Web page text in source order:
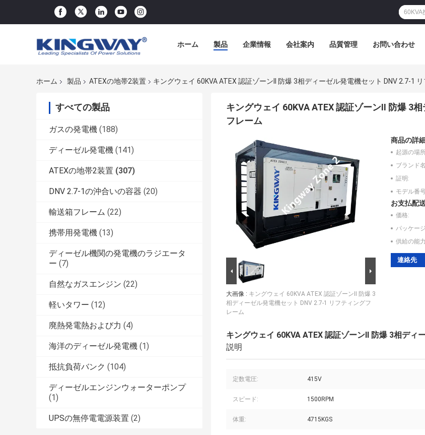
ホーム 製品 企業情報 会社案内 品質管理 お問い合わせ
ホーム 製品 ATEXの地帯2装置 キングウェイ 60KVA ATEX 認証ゾーンII 防爆 3相ディーゼル発電機セット DNV 2.7-1
すべての製品
ガスの発電機 (188)
ディーゼル発電機 (141)
ATEXの地帯2装置 (307)
DNV 2.7-1の沖合いの容器 (20)
輸送箱フレーム (22)
携帯用発電機 (13)
ディーゼル機関の発電機のラジエータ
ー (7)
自然なガスエンジン (22)
軽いタワー (12)
廃熱発電熱および力 (4)
海洋のディーゼル発電機 (1)
抵抗負荷バンク (104)
ディーゼルエンジンウォーターポンプ
(1)
UPSの無停電電源装置 (2)
キングウェイ 60KVA ATEX 認証ゾーンII 防爆 3
フレーム
大画像 : キングウェイ 60KVA ATEX 認証ゾーンII 防爆 3
相ディーゼル発電機セット DNV 2.7-1 リフティングフ
レーム
商品の詳
起源の場
ブランド
証明:
モデル番
お支払配
価格:
パッケー
供給の能
連絡先
キングウェイ 60KVA ATEX 認証ゾーンII 防爆 3相デ
説明
定数電圧: 415V
スピード: 1500RPM
体重: 4715KGS